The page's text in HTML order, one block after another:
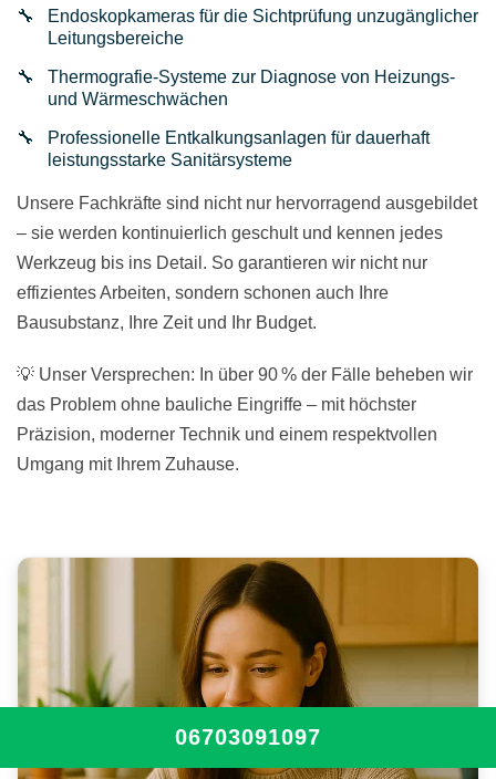
Endoskopkameras für die Sichtprüfung unzugänglicher
Leitungsbereiche
Thermografie-Systeme zur Diagnose von Heizungs-
und Wärmeschwächen
Professionelle Entkalkungsanlagen für dauerhaft
leistungsstarke Sanitärsysteme
Unsere Fachkräfte sind nicht nur hervorragend ausgebildet
– sie werden kontinuierlich geschult und kennen jedes
Werkzeug bis ins Detail. So garantieren wir nicht nur
effizientes Arbeiten, sondern schonen auch Ihre
Bausubstanz, Ihre Zeit und Ihr Budget.
💡 Unser Versprechen: In über 90 % der Fälle beheben wir
das Problem ohne bauliche Eingriffe – mit höchster
Präzision, moderner Technik und einem respektvollen
Umgang mit Ihrem Zuhause.
06703091097